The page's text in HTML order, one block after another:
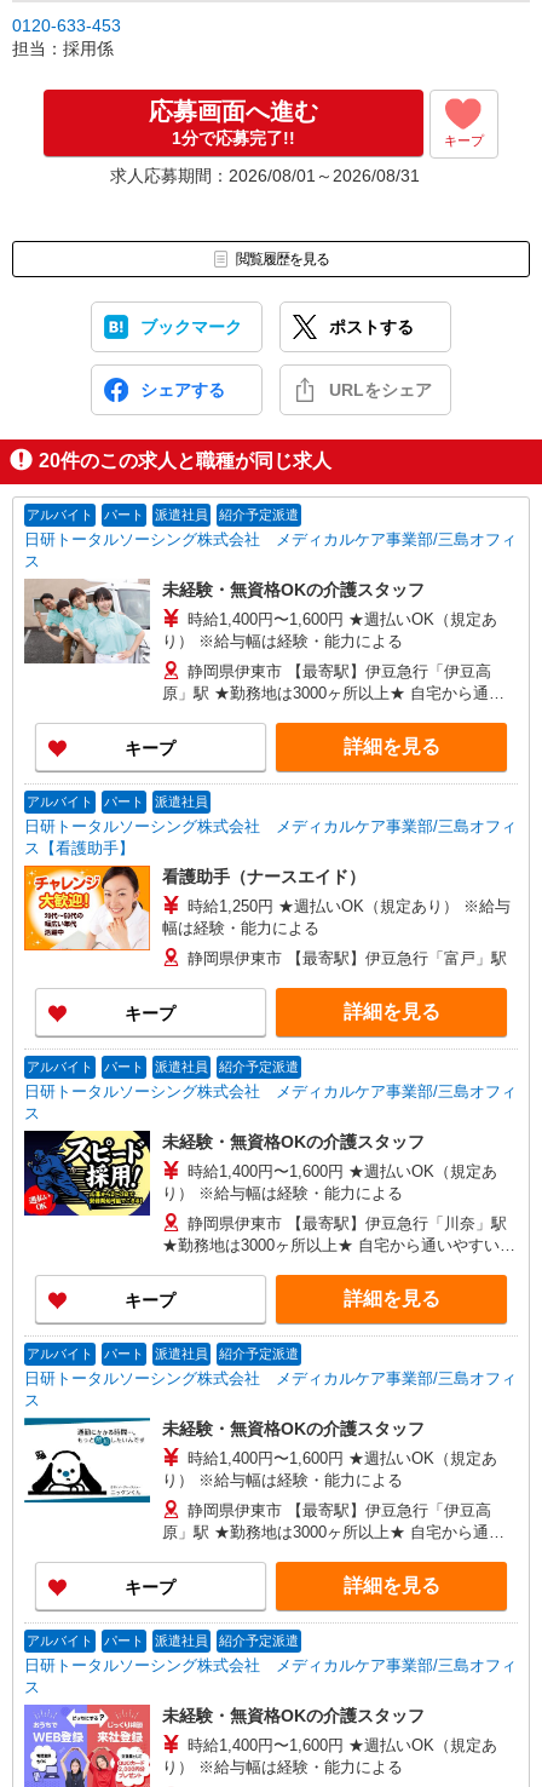
0120-633-453
担当：採用係
応募画面へ進む
1分で応募完了!! キープ
求人応募期間：2026/08/01～2026/08/31
閲覧履歴を見る
ブックマーク ポストする
シェアする URLをシェア
20件のこの求人と職種が同じ求人
アルバイト パート 派遣社員 紹介予定派遣
日研トータルソーシング株式会社 メディカルケア事業部/三島オフィ
ス
未経験・無資格OKの介護スタッフ
時給1,400円〜1,600円 ★週払いOK（規定あ
り） ※給与幅は経験・能力による
静岡県伊東市 【最寄駅】伊豆急行「伊豆高
原」駅 ★勤務地は3000ヶ所以上★ 自宅から通い
い！！
キープ 詳細を見る
アルバイト パート 派遣社員
日研トータルソーシング株式会社 メディカルケア事業部/三島オフィ
ス【看護助手】
看護助手（ナースエイド）
時給1,250円 ★週払いOK（規定あり） ※給与
幅は経験・能力による
静岡県伊東市 【最寄駅】伊豆急行「富戸」駅
キープ 詳細を見る
アルバイト パート 派遣社員 紹介予定派遣
日研トータルソーシング株式会社 メディカルケア事業部/三島オフィ
ス
未経験・無資格OKの介護スタッフ
時給1,400円〜1,600円 ★週払いOK（規定あ
り） ※給与幅は経験・能力による
静岡県伊東市 【最寄駅】伊豆急行「川奈」駅
★勤務地は3000ヶ所以上★ 自宅から通いやすいエ
キープ 詳細を見る
アルバイト パート 派遣社員 紹介予定派遣
日研トータルソーシング株式会社 メディカルケア事業部/三島オフィ
ス
未経験・無資格OKの介護スタッフ
時給1,400円〜1,600円 ★週払いOK（規定あ
り） ※給与幅は経験・能力による
静岡県伊東市 【最寄駅】伊豆急行「伊豆高
原」駅 ★勤務地は3000ヶ所以上★ 自宅から通い
い！！
キープ 詳細を見る
アルバイト パート 派遣社員 紹介予定派遣
日研トータルソーシング株式会社 メディカルケア事業部/三島オフィ
ス
未経験・無資格OKの介護スタッフ
時給1,400円〜1,600円 ★週払いOK（規定あ
り） ※給与幅は経験・能力による